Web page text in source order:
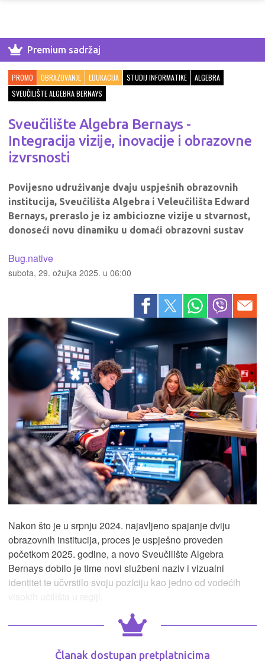
Premium sadržaj
PROMO OBRAZOVANJE EDUKACIJA STUDIJ INFORMATIKE
ALGEBRA
SVEUČILIŠTE ALGEBRA BERNAYS
Sveučilište Algebra Bernays -
Integracija vizije, inovacije i obrazovne
izvrsnosti
Povijesno udruživanje dvaju uspješnih obrazovnih
institucija, Sveučilišta Algebra i Veleučilišta Edward
Bernays, preraslo je iz ambiciozne vizije u stvarnost,
donoseći novu dinamiku u domaći obrazovni sustav
Bug.native
subota, 29. ožujka 2025. u 06:00
Nakon što je u srpnju 2024. najavljeno spajanje dviju
obrazovnih institucija, proces je uspješno proveden
početkom 2025. godine, a novo Sveučilište Algebra
Bernays dobilo je time novi službeni naziv i vizualni
identitet te učvrstilo svoju poziciju kao jedno od vodećih
Članak dostupan pretplatnicima